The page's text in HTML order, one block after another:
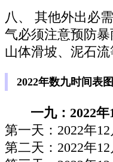
八、 其他外出必
气必须注意预防暴
山体滑坡、泥石流
2022年数九时间表
一九：2022年
第一天：2022年
第二天：2022年